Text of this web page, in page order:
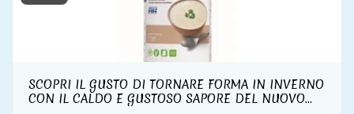
SCOPRI IL GUSTO DI TORNARE FORMA IN INVERNO
CON IL CALDO E GUSTOSO SAPORE DEL NUOVO